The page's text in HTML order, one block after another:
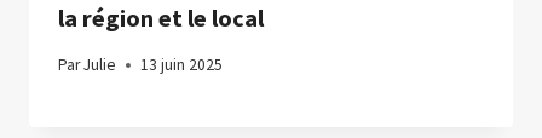
la région et le local
ParJulie 13 juin 2025